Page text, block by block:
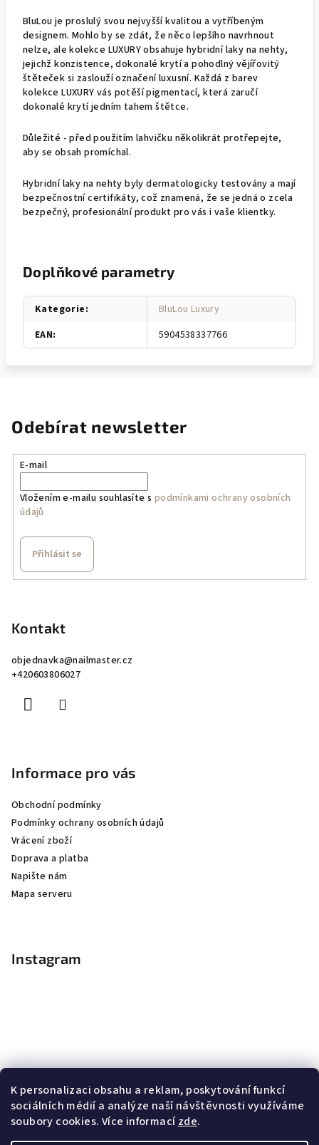
K personalizaci obsahu a reklam, poskytování funkcí
sociálních médií a analýze naší návštěvnosti využíváme
soubory cookies. Více informacízde.
BluLou je proslulý svou nejvyšší kvalitou a vytříbeným
designem. Mohlo by se zdát, že něco lepšího navrhnout
nelze, ale kolekce LUXURY obsahuje hybridní laky na nehty,
jejichž konzistence, dokonalé krytí a pohodlný vějířovitý
štěteček si zaslouží označení luxusní. Každá z barev
kolekce LUXURY vás potěší pigmentací, která zaručí
dokonalé krytí jedním tahem štětce.
Důležité - před použitím lahvičku několikrát protřepejte,
aby se obsah promíchal.
Hybridní laky na nehty byly dermatologicky testovány a mají
bezpečnostní certifikáty, což znamená, že se jedná o zcela
bezpečný, profesionální produkt pro vás i vaše klientky.
Doplňkové parametry
Kategorie:
BluLou Luxury
EAN: 5904538337766
Odebírat newsletter
E-mail
Vložením e-mailu souhlasíte s podmínkami ochrany osobních
údajů
Přihlásit se
Kontakt
objednavka@nailmaster.cz
+420603806027
Informace pro vás
Obchodní podmínky
Podmínky ochrany osobních údajů
Vrácení zboží
Doprava a platba
Napište nám
Mapa serveru
Instagram